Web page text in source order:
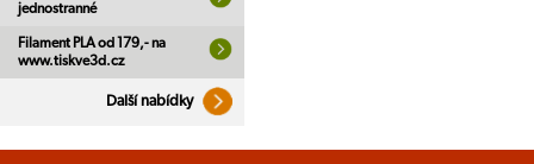
jednostranné
Filament PLA od 179,- na
www.tiskve3d.cz
Další nabídky